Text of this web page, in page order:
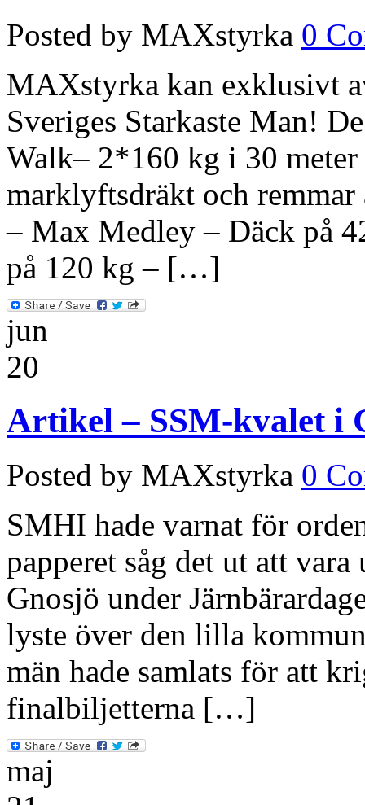
Posted by MAXstyrka 0
MAXstyrka kan exklusivt
Sveriges Starkaste Man!
Walk– 2*160 kg i 30
marklyftsdräkt och
– Max Medley – Däck på
på 120 kg – […]
jun
20
Artikel – SSM-kvalet i
Posted by MAXstyrka 0
SMHI hade varnat för
papperet såg det ut att
Gnosjö under
lyste över den lilla
män hade samlats för att
finalbiljetterna […]
maj